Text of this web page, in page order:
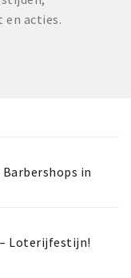
acties.
in
– Loterijfestijn!